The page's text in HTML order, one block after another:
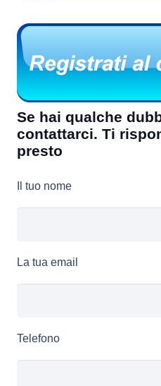
Se hai qualche
contattarci. Ti
presto
Il tuo nome
La tua email
Telefono